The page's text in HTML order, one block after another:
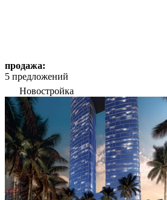
продажа:
5 предложений
Новостройка